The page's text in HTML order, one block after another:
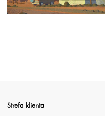
Strefa klienta